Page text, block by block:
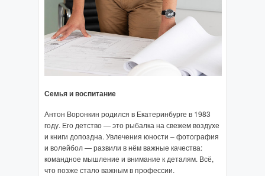
Семья и воспитание
Антон Воронкин родился в Екатеринбурге в 1983
году. Его детство — это рыбалка на свежем воздухе
и книги допоздна. Увлечения юности – фотография
и волейбол — развили в нём важные качества:
командное мышление и внимание к деталям. Всё,
что позже стало важным в профессии.